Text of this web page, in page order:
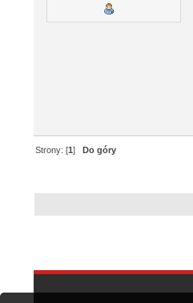
Strony: [1]Do góry